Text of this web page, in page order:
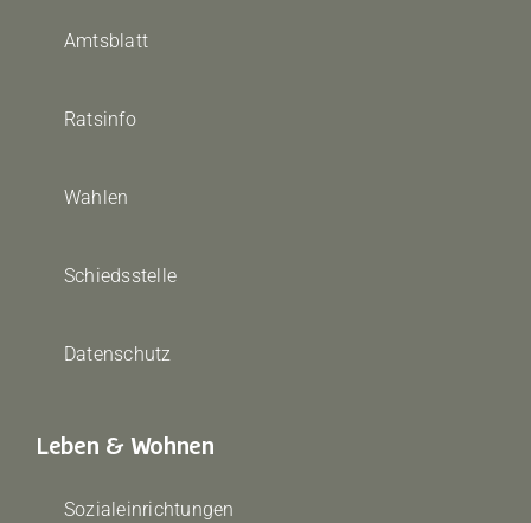
Amtsblatt
Ratsinfo
Wahlen
Schiedsstelle
Datenschutz
Leben & Wohnen
Sozialeinrichtungen